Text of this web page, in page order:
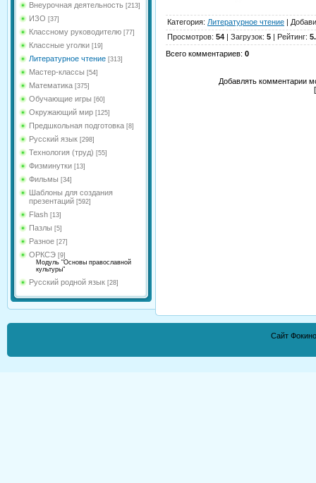
Внеурочная деятельность [213]
ИЗО [37]
Классному руководителю [77]
Классные уголки [19]
Литературное чтение [313]
Мастер-классы [54]
Математика [375]
Обучающие игры [60]
Окружающий мир [125]
Предшкольная подготовка [8]
Русский язык [298]
Технология (труд) [55]
Физминутки [13]
Фильмы [34]
Шаблоны для создания
презентаций [592]
Flash [13]
Пазлы [5]
Разное [27]
ОРКСЭ [9]
Модуль "Основы православной
культуры"
Русский родной язык [28]
Категория: Литературное чтение |
Просмотров: 54 | Загрузок: 5 | Рейтинг:
Всего комментариев: 0
Добавлять комментарии
Сайт